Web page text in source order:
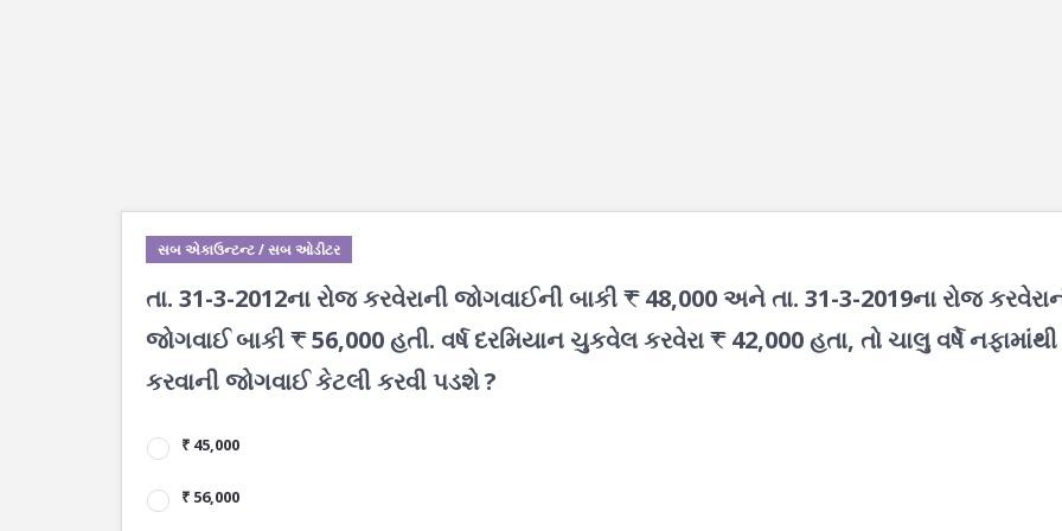
સબ એકાઉન્ટન્ટ / સબ ઓડીટર
તા. 31-3-2012ના રોજ કરવેરાની જોગવાઈની બાકી ₹ 48,000 અને તા. 31-3-2019ના રોજ
જોગવાઈ બાકી ₹ 56,000 હતી. વર્ષ દરમિયાન ચુકવેલ કરવેરા ₹ 42,000 હતા, તો ચાલુ વર્ષે નફામાંથી
કરવાની જોગવાઈ કેટલી કરવી પડશે ?
₹ 45,000
₹ 56,000